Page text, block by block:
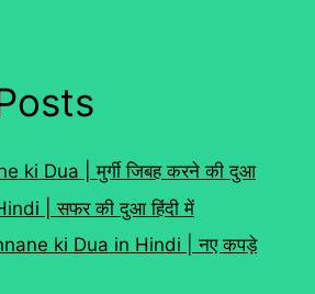
ki Dua | मुर्गी जिबह करने की दुआ
| सफर की दुआ हिंदी में
ki Dua in Hindi | नए कपड़े